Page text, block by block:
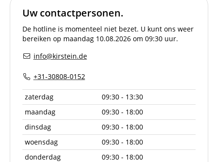
Uw contactpersonen.
De hotline is momenteel niet bezet. U kunt ons weer
bereiken op maandag 10.08.2026 om 09:30 uur.
info@kirstein.de
+31-30808-0152
zaterdag
09:30 - 13:30
maandag
09:30 - 18:00
dinsdag
09:30 - 18:00
woensdag
09:30 - 18:00
donderdag
09:30 - 18:00